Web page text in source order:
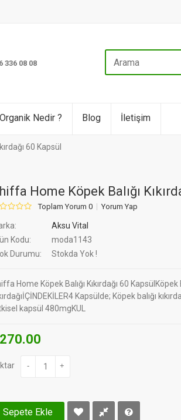
336 08 08
Organik Nedir ? Blog İletişim
60 Kapsül
Home Köpek Balığı
Toplam Yorum 0 Yorum Yap
Aksu Vital
Kodu:
moda1143
Durumu:
Stokda Yok !
Home Köpek Balığı Kıkırdağı 60 KapsülKöpek
Kapsülde; Köpek balığı
kapsül 480mgKUL
270.00
- +
Sepete Ekle